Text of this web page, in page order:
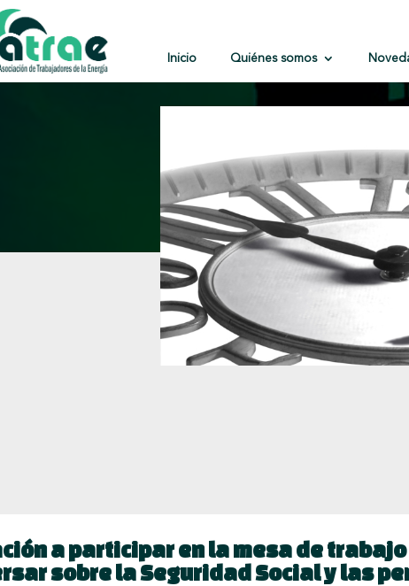
Inicio Quiénes somos
a participar en la mesa de
sobre la Seguridad Social y las